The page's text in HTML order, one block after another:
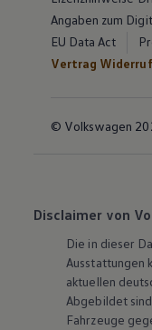
Angaben zum
EU Data Act
Vertrag
© Volkswagen
Disclaimer von
Die in dieser
Ausstattungen
aktuellen
Abgebildet
Fahrzeuge